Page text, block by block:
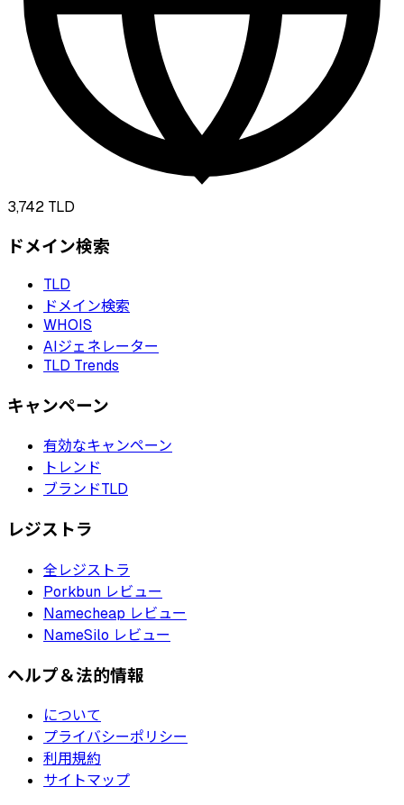
3,742 TLD
ドメイン検索
TLD
ドメイン検索
WHOIS
AIジェネレーター
TLD Trends
キャンペーン
有効なキャンペーン
トレンド
ブランドTLD
レジストラ
全レジストラ
Porkbun レビュー
Namecheap レビュー
NameSilo レビュー
ヘルプ＆法的情報
について
プライバシーポリシー
利用規約
サイトマップ